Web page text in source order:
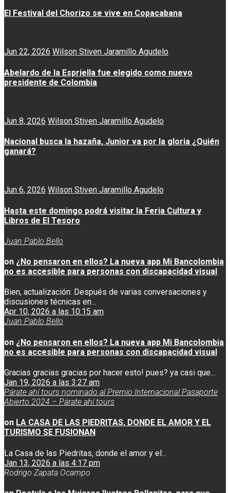
El Festival del Chorizo se vive en Copacabana
Jun 22, 2026 Wilson Stiven Jaramillo Agudelo
Abelardo de la Espriella fue elegido como nuevo
presidente de Colombia
Jun 8, 2026 Wilson Stiven Jaramillo Agudelo
Nacional busca la hazaña, Junior va por la gloria ¿Quién
ganará?
Jun 6, 2026 Wilson Stiven Jaramillo Agudelo
Hasta este domingo podrá visitar la Feria Cultura y
Libros de El Tesoro
Juan Pablo Bello
on ¿No pensaron en ellos? La nueva app Mi Bancolombia
no es accesible para personas con discapacidad visual
Bien, actualización: Después de varias conversaciones y
discusiones técnicas en...
Apr 10, 2026 a las 10:15 am
Juan Pablo Bello
on ¿No pensaron en ellos? La nueva app Mi Bancolombia
no es accesible para personas con discapacidad visual
Gracias gracias gracias por hacer esto! pues? ya casi que...
Jan 19, 2026 a las 3:27 am
Párate ahí tours nominado al Premio Internacional Pasaporte
Abierto 2024 – Párate ahí tours
on LA CASA DE LAS PIEDRITAS, DONDE EL AMOR Y EL
TURISMO SE FUSIONAN
La Casa de las Piedritas, donde el amor y el...
Jan 13, 2026 a las 4:17 pm
Rodrigo Zapata Ocampo